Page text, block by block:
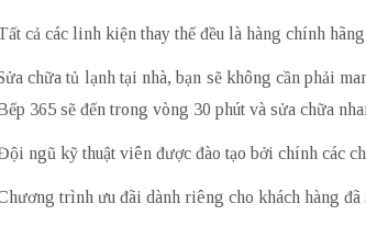
cả các linh kiện thay thế đều là hàng chính
chữa tủ lạnh tại nhà, bạn sẽ không cần phải
365 sẽ đến trong vòng 30 phút và sửa chữa
ngũ kỹ thuật viên được đào tạo bởi chính các
trình ưu đãi dành riêng cho khách hàng đã